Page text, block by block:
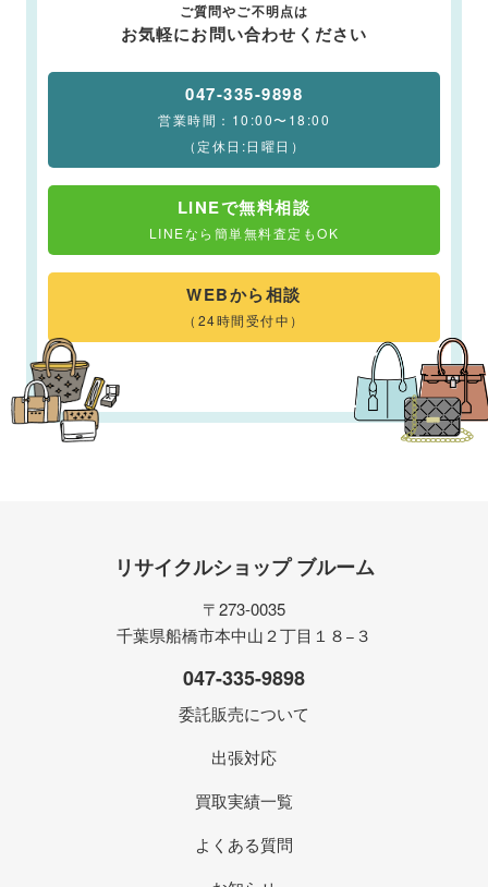
ご質問やご不明点は
お気軽にお問い合わせください
047-335-9898
営業時間：10:00〜18:00
（定休日:日曜日）
LINEで無料相談
LINEなら簡単無料査定もOK
WEBから相談
（24時間受付中）
リサイクルショップ ブルーム
〒273-0035
千葉県船橋市本中山２丁目１８−３
047-335-9898
委託販売について
出張対応
買取実績一覧
よくある質問